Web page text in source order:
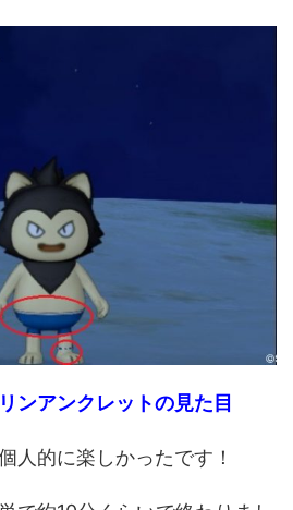
ンアンクレットの見た目
人的に楽しかったです！